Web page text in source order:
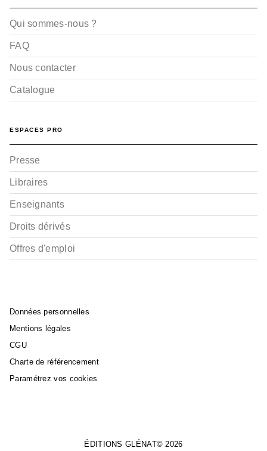
Qui sommes-nous ?
FAQ
Nous contacter
Catalogue
ESPACES PRO
Presse
Libraires
Enseignants
Droits dérivés
Offres d'emploi
Données personnelles
Mentions légales
CGU
Charte de référencement
Paramétrez vos cookies
ÉDITIONS GLÉNAT© 2026